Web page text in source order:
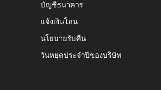
บัญชีธนาคาร
แจ้งเงินโอน
นโยบายรับคืน
วันหยุดประจำปีของบริษัท